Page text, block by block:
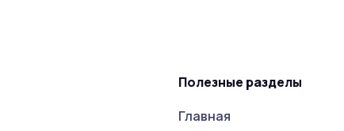
Полезные разделы
Главная